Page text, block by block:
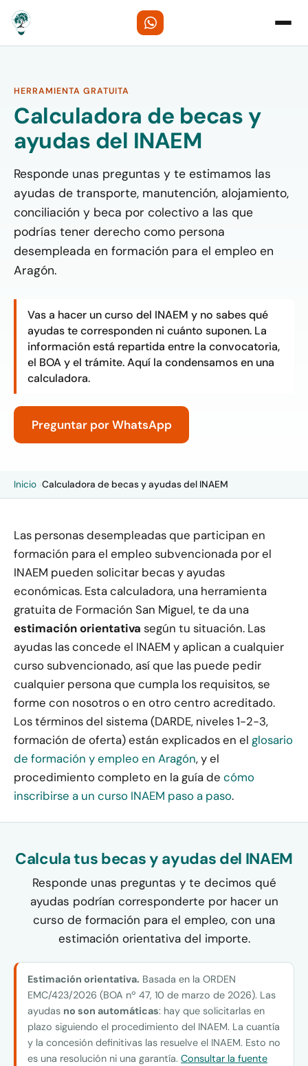
HERRAMIENTA GRATUITA
Calculadora de becas y
ayudas del INAEM
Responde unas preguntas y te estimamos las
ayudas de transporte, manutención, alojamiento,
conciliación y beca por colectivo a las que
podrías tener derecho como persona
desempleada en formación para el empleo en
Aragón.
Vas a hacer un curso del INAEM y no sabes qué
ayudas te corresponden ni cuánto suponen. La
información está repartida entre la convocatoria,
el BOA y el trámite. Aquí la condensamos en una
calculadora.
Preguntar por WhatsApp
Inicio ›Calculadora de becas y ayudas del INAEM
Las personas desempleadas que participan en
formación para el empleo subvencionada por el
INAEM pueden solicitar becas y ayudas
económicas. Esta calculadora, una herramienta
gratuita de Formación San Miguel, te da una
estimación orientativa según tu situación. Las
ayudas las concede el INAEM y aplican a cualquier
curso subvencionado, así que las puede pedir
cualquier persona que cumpla los requisitos, se
forme con nosotros o en otro centro acreditado.
Los términos del sistema (DARDE, niveles 1-2-3,
formación de oferta) están explicados en el glosario
de formación y empleo en Aragón, y el
procedimiento completo en la guía de cómo
inscribirse a un curso INAEM paso a paso.
Calcula tus becas y ayudas del INAEM
Responde unas preguntas y te decimos qué
ayudas podrían corresponderte por hacer un
curso de formación para el empleo, con una
estimación orientativa del importe.
Estimación orientativa. Basada en la ORDEN
EMC/423/2026 (BOA nº 47, 10 de marzo de 2026). Las
ayudas no son automáticas: hay que solicitarlas en
plazo siguiendo el procedimiento del INAEM. La cuantía
y la concesión definitivas las resuelve el INAEM. Esto no
es una resolución ni una garantía. Consultar la fuente